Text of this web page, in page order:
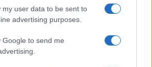
my user data to be sent to
advertising purposes.
Google to send me
hírek
amit a GED Afrika projektről
kell